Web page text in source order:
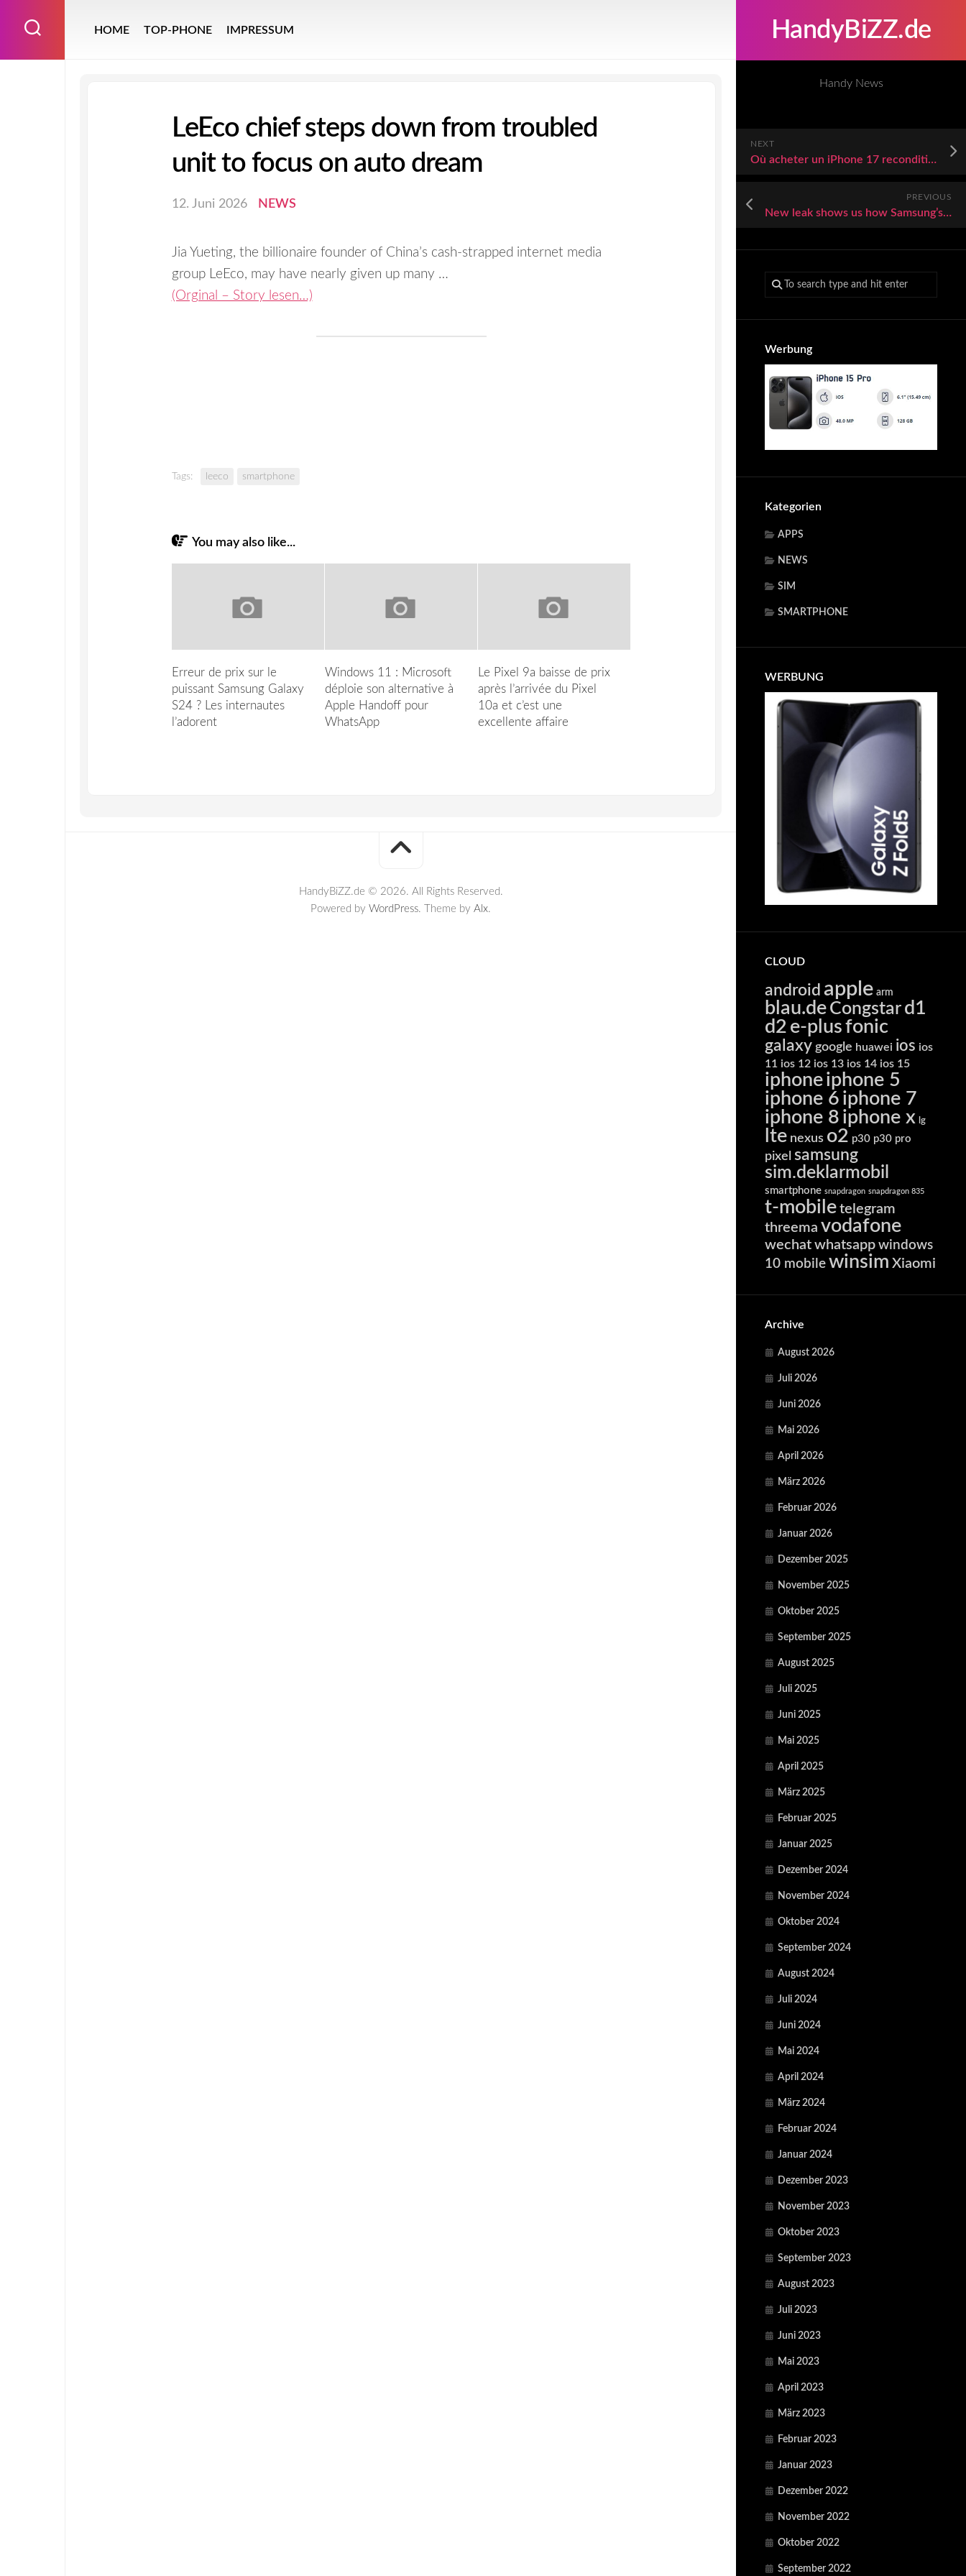
HandyBiZZ.de
Handy News
NEXT
Où acheter un iPhone 17 reconditionné au meilleur prix ?
PREVIOUS
New leak shows us how Samsung’s upcoming foldables could stack up to each other
Werbung
Kategorien
APPS
NEWS
SIM
SMARTPHONE
WERBUNG
CLOUD
android apple arm
blau.de Congstar d1
d2 e-plusfonic
galaxy google huawei ios ios
11 ios 12 ios 13 ios 14 ios 15
iphoneiphone 5
iphone 6 iphone 7
iphone 8 iphone x lg
lte nexus o2 p30 p30 pro
pixel samsung
sim.deklarmobil
smartphone snapdragon snapdragon 835
t-mobile telegram
threema vodafone
wechat whatsapp windows
10 mobile winsim Xiaomi
Archive
August 2026
Juli 2026
Juni 2026
Mai 2026
April 2026
März 2026
Februar 2026
Januar 2026
Dezember 2025
November 2025
Oktober 2025
September 2025
August 2025
Juli 2025
Juni 2025
Mai 2025
April 2025
März 2025
Februar 2025
Januar 2025
Dezember 2024
November 2024
Oktober 2024
September 2024
August 2024
Juli 2024
Juni 2024
Mai 2024
April 2024
März 2024
Februar 2024
Januar 2024
Dezember 2023
November 2023
Oktober 2023
September 2023
August 2023
Juli 2023
Juni 2023
Mai 2023
April 2023
März 2023
Februar 2023
Januar 2023
Dezember 2022
November 2022
Oktober 2022
September 2022
HOME TOP-PHONE IMPRESSUM
LeEco chief steps down from troubled
unit to focus on auto dream
12. Juni 2026 NEWS
Jia Yueting, the billionaire founder of China’s cash-strapped internet media
group LeEco, may have nearly given up many …
(Orginal – Story lesen…)
Tags: leeco smartphone
You may also like...
Erreur de prix sur le
puissant Samsung Galaxy
S24 ? Les internautes
l’adorent
Windows 11 : Microsoft
déploie son alternative à
Apple Handoff pour
WhatsApp
Le Pixel 9a baisse de prix
après l’arrivée du Pixel
10a et c’est une
excellente affaire
HandyBiZZ.de © 2026. All Rights Reserved.
Powered by WordPress. Theme by Alx.